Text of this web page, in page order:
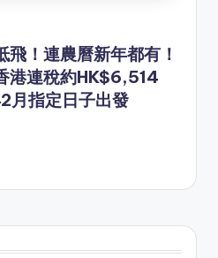
飛！連農曆新年都有！
港連稅約HK$6,514
月指定日子出發